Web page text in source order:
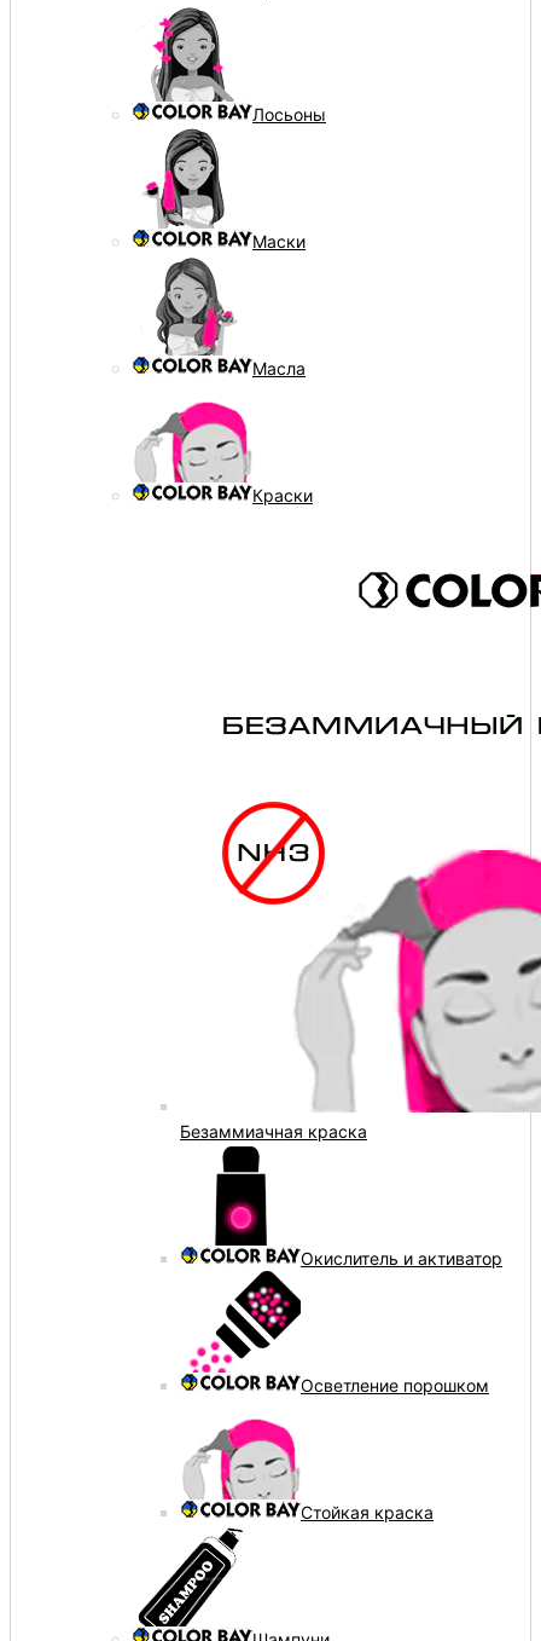
Лосьоны
Маски
Масла
Краски
Безаммиачная краска
Окислитель и активатор
Осветление порошком
Стойкая краска